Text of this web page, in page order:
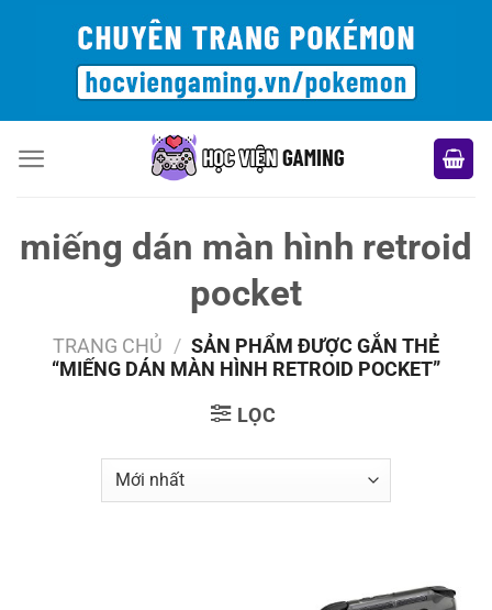
miếng dán màn hình retroid
pocket
TRANG CHỦ / SẢN PHẨM ĐƯỢC GẮN THẺ
“MIẾNG DÁN MÀN HÌNH RETROID POCKET”
LỌC